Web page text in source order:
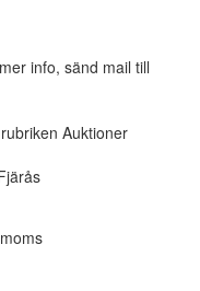
info, sänd mail till
Auktioner